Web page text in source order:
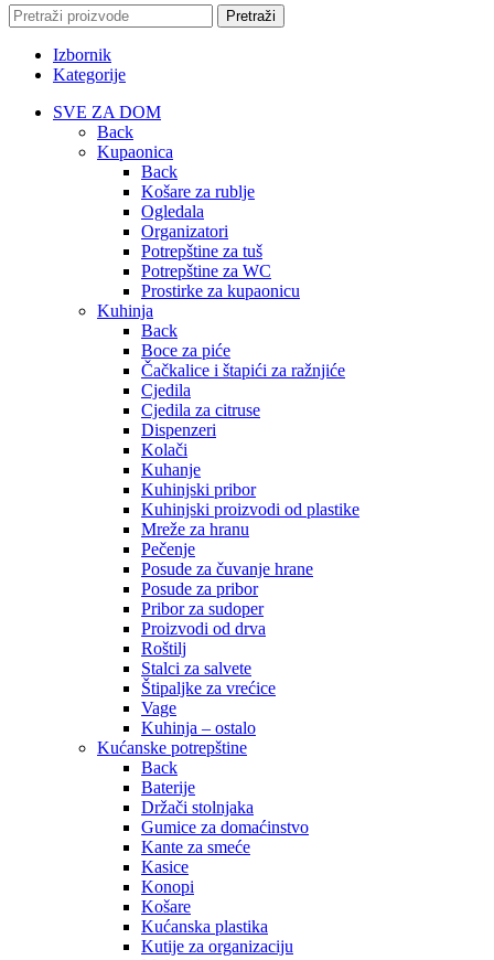
Pretraži
Izbornik
Kategorije
SVE ZA DOM
Back
Kupaonica
Back
Košare za rublje
Ogledala
Organizatori
Potrepštine za tuš
Potrepštine za WC
Prostirke za kupaonicu
Kuhinja
Back
Boce za piće
Čačkalice i štapići za ražnjiće
Cjedila
Cjedila za citruse
Dispenzeri
Kolači
Kuhanje
Kuhinjski pribor
Kuhinjski proizvodi od plastike
Mreže za hranu
Pečenje
Posude za čuvanje hrane
Posude za pribor
Pribor za sudoper
Proizvodi od drva
Roštilj
Stalci za salvete
Štipaljke za vrećice
Vage
Kuhinja – ostalo
Kućanske potrepštine
Back
Baterije
Držači stolnjaka
Gumice za domaćinstvo
Kante za smeće
Kasice
Konopi
Košare
Kućanska plastika
Kutije za organizaciju